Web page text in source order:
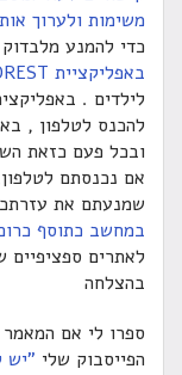
משימות ולערוך
כדי להמנע
באפליקציית FOREST
לילדים .
להכנס לטלפון ,
אם נכנסתם
שמנעתם את
במחשב כתוסף
לאתרים
בהצלחה
ספרו לי אם המאמר
הפייסבוק שלי "יש